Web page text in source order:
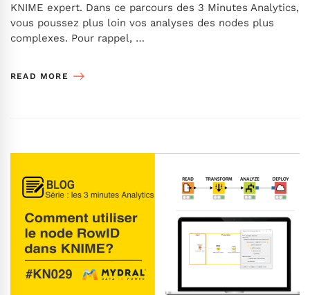
KNIME expert. Dans ce parcours des 3 Minutes Analytics,
vous poussez plus loin vos analyses des nodes plus
complexes. Pour rappel, …
READ MORE